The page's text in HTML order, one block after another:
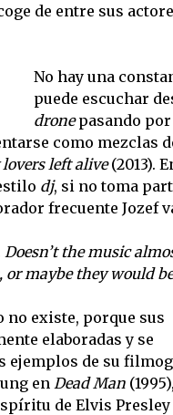
de entre sus
No hay una
puede escuchar
dronepasando por
como mezclas
left alive(2013).
dj, si no toma
frecuente Jozef
the music
or maybe they would
no existe, porque sus
elaboradas y se
ejemplos de su
en Dead Man
de Elvis Presley